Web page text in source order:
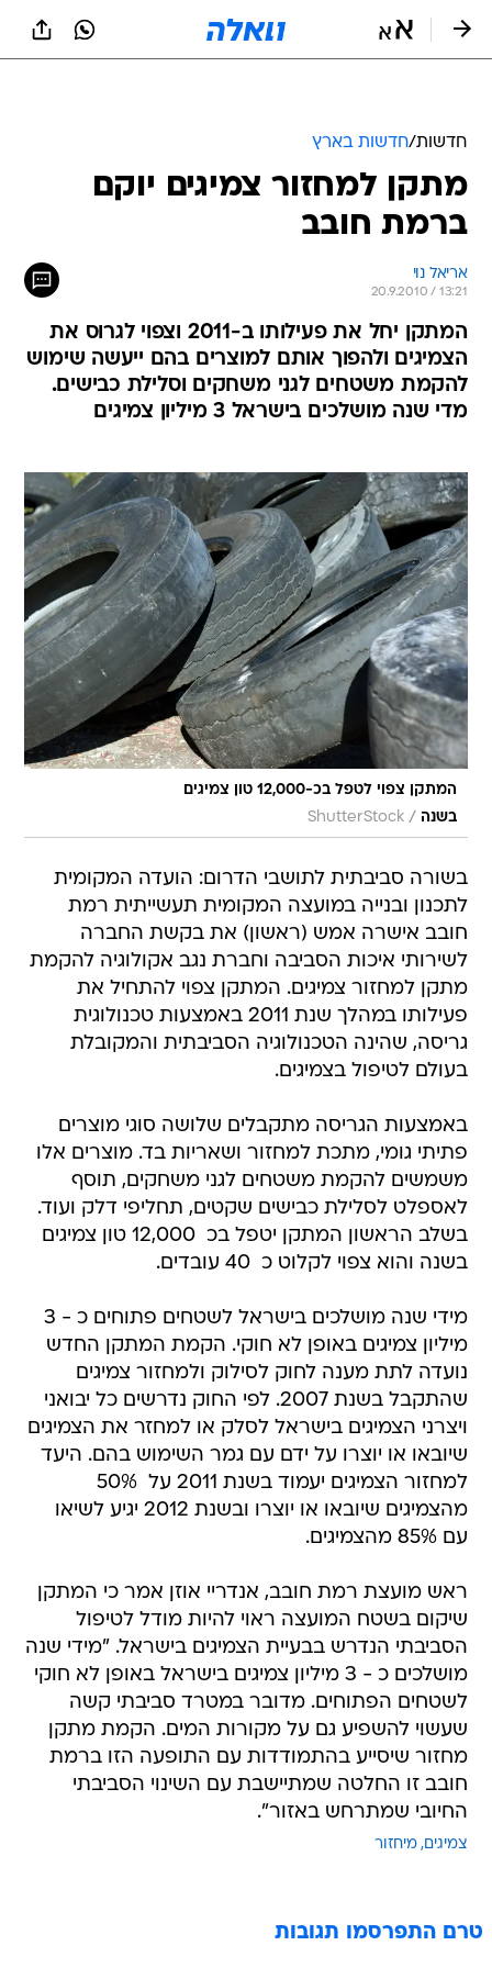
חדשות/חדשות בארץ
מתקן למחזור צמיגים יוקם
ברמת חובב
אריאל נוי
20.9.2010 / 13:21
המתקן יחל את פעילותו ב-2011 וצפוי לגרוס את
הצמיגים ולהפוך אותם למוצרים בהם ייעשה שימוש
להקמת משטחים לגני משחקים וסלילת כבישים.
מדי שנה מושלכים בישראל 3 מיליון צמיגים
המתקן צפוי לטפל בכ-12,000 טון צמיגים
בשנה /
ShutterStock
בשורה סביבתית לתושבי הדרום: הועדה המקומית
לתכנון ובנייה במועצה המקומית תעשייתית רמת
חובב אישרה אמש (ראשון) את בקשת החברה
לשירותי איכות הסביבה וחברת נגב אקולוגיה להקמת
מתקן למחזור צמיגים. המתקן צפוי להתחיל את
פעילותו במהלך שנת 2011 באמצעות טכנולוגית
גריסה, שהינה הטכנולוגיה הסביבתית והמקובלת
בעולם לטיפול בצמיגים.
באמצעות הגריסה מתקבלים שלושה סוגי מוצרים 
פתיתי גומי, מתכת למחזור ושאריות בד. מוצרים אלו
משמשים להקמת משטחים לגני משחקים, תוסף
לאספלט לסלילת כבישים שקטים, תחליפי דלק ועוד.
בשלב הראשון המתקן יטפל בכ  12,000 טון צמיגים
בשנה והוא צפוי לקלוט כ  40 עובדים.
מידי שנה מושלכים בישראל לשטחים פתוחים כ - 3
מיליון צמיגים באופן לא חוקי. הקמת המתקן החדש
נועדה לתת מענה לחוק לסילוק ולמחזור צמיגים
שהתקבל בשנת 2007. לפי החוק נדרשים כל יבואני
ויצרני הצמיגים בישראל לסלק או למחזר את הצמיגים
שיובאו או יוצרו על ידם עם גמר השימוש בהם. היעד
למחזור הצמיגים יעמוד בשנת 2011 על  50%
מהצמיגים שיובאו או יוצרו ובשנת 2012 יגיע לשיאו
עם 85% מהצמיגים.
ראש מועצת רמת חובב, אנדריי אוזן אמר כי המתקן
שיקום בשטח המועצה ראוי להיות מודל לטיפול
הסביבתי הנדרש בבעיית הצמיגים בישראל. "מידי שנה
מושלכים כ - 3 מיליון צמיגים בישראל באופן לא חוקי
לשטחים הפתוחים. מדובר במטרד סביבתי קשה
שעשוי להשפיע גם על מקורות המים. הקמת מתקן
מחזור שיסייע בהתמודדות עם התופעה הזו ברמת
חובב זו החלטה שמתיישבת עם השינוי הסביבתי
החיובי שמתרחש באזור".
צמיגים מיחזור
טרם התפרסמו תגובות